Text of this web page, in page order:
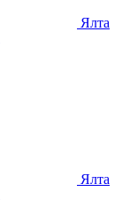
Ялта
Ялта